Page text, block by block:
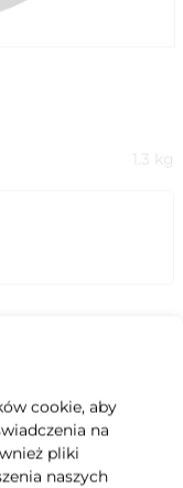
1.3 kg
cookie, aby
na
pliki
naszych